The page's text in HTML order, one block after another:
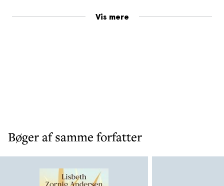
mønsteret. I bogen medvirker politiker Pia Olsen
Vis mere
Bøger af samme forfatter